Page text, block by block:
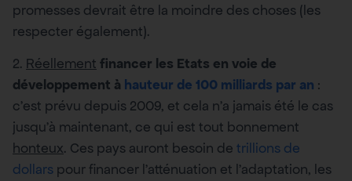
promesses devrait être la moindre des choses (les
respecter également).
2. Réellement financer les Etats en voie de
développement à hauteur de 100 milliards par an :
c’est prévu depuis 2009, et cela n’a jamais été le cas
jusqu’à maintenant, ce qui est tout bonnement
honteux. Ces pays auront besoin de trillions de
dollars pour financer l’atténuation et l’adaptation, les